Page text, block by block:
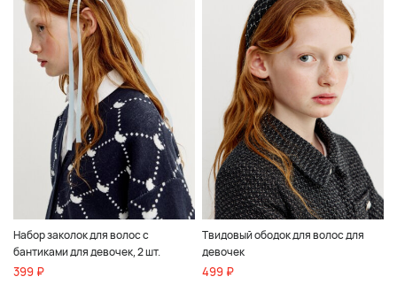
Набор заколок для волос с
бантиками для девочек, 2 шт.
399 ₽
Твидовый ободок для волос для
девочек
499 ₽